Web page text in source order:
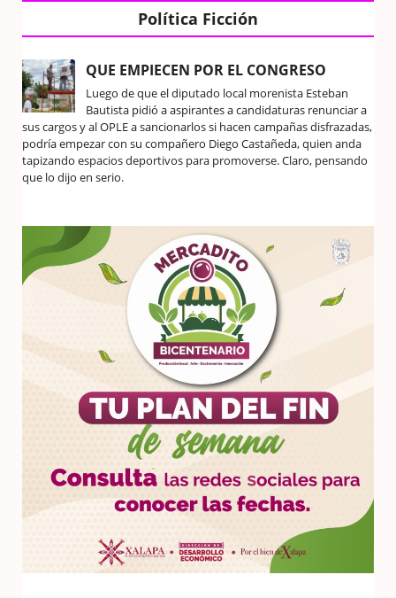
Política Ficción
QUE EMPIECEN POR EL CONGRESO
Luego de que el diputado local morenista Esteban
Bautista pidió a aspirantes a candidaturas renunciar a
sus cargos y al OPLE a sancionarlos si hacen campañas disfrazadas,
podría empezar con su compañero Diego Castañeda, quien anda
tapizando espacios deportivos para promoverse. Claro, pensando
que lo dijo en serio.